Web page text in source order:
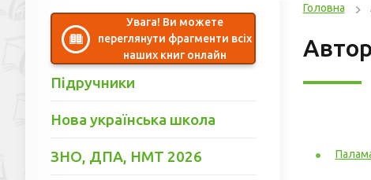
Увага! Ви можете
переглянути фрагменти всіх
наших книг онлайн
Підручники
Нова українська школа
ЗНО, ДПА, НМТ 2026
Головна